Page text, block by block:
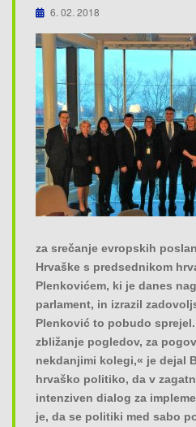
6. 02. 2018
za srečanje evropskih
Hrvaške s predsednikom
Plenkovićem, ki je danes
parlament, in izrazil
Plenković to pobudo
zbližanje pogledov, za
nekdanjimi kolegi,« je dejal
hrvaško politiko, da v
intenziven dialog za
je, da se politiki med sabo